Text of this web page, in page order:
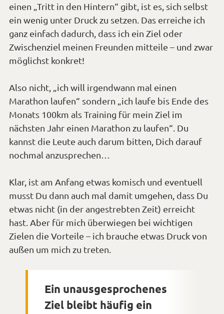
einen „Tritt in den Hintern“ gibt, ist es, sich selbst
ein wenig unter Druck zu setzen. Das erreiche ich
ganz einfach dadurch, dass ich ein Ziel oder
Zwischenziel meinen Freunden mitteile – und zwar
möglichst konkret!
Also nicht, „ich will irgendwann mal einen
Marathon laufen“ sondern „ich laufe bis Ende des
Monats 100km als Training für mein Ziel im
nächsten Jahr einen Marathon zu laufen“. Du
kannst die Leute auch darum bitten, Dich darauf
nochmal anzusprechen…
Klar, ist am Anfang etwas komisch und eventuell
musst Du dann auch mal damit umgehen, dass Du
etwas nicht (in der angestrebten Zeit) erreicht
hast. Aber für mich überwiegen bei wichtigen
Zielen die Vorteile – ich brauche etwas Druck von
außen um mich zu treten.
Ein unausgesprochenes
Ziel bleibt häufig ein